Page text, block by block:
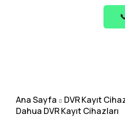
Ana Sayfa
DVR Kayıt
Dahua DVR Kayıt Cihazları